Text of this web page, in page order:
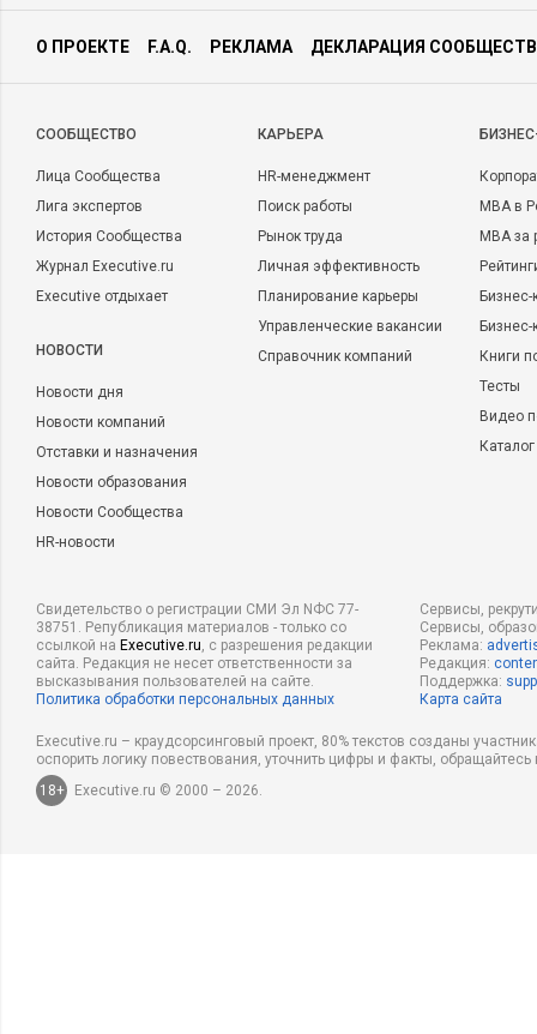
О ПРОЕКТЕ F.A.Q. РЕКЛАМА ДЕКЛАРАЦИЯ
CООБЩЕСТВО
Лица Сообщества
Лига экспертов
История Сообщества
Журнал Executive.ru
Executive отдыхает
НОВОСТИ
Новости дня
Новости компаний
Отставки и назначения
Новости образования
Новости Сообщества
HR-новости
КАРЬЕРА
HR-менеджмент
Поиск работы
Рынок труда
Личная эффективность
Планирование карьеры
Управленческие вакансии
Справочник компаний
MBA в
MBA
Бизнес-
Книги
Тесты
Видео
Свидетельство о регистрации СМИ Эл NФС 77-
38751. Републикация материалов - только со
ссылкой на Executive.ru, с разрешения редакции
сайта. Редакция не несет ответственности за
высказывания пользователей на сайте.
Политика обработки персональных данных
Сервисы,
Сервисы,
Реклама:
Редакция:
Поддержка:
Карта сайта
Executive.ru – краудсорсинговый проект, 80% текстов созданы
оспорить логику повествования, уточнить цифры и факты,
18+
Executive.ru © 2000 – 2026.